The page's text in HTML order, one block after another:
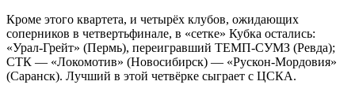
Кроме этого квартета, и четырёх клубов, ожидающих
соперников в четвертьфинале, в «сетке» Кубка остались:
«Урал-Грейт» (Пермь), переигравший ТЕМП-СУМЗ (Ревда);
СТК — «Локомотив» (Новосибирск) — «Рускон-Мордовия»
(Саранск). Лучший в этой четвёрке сыграет с ЦСКА.